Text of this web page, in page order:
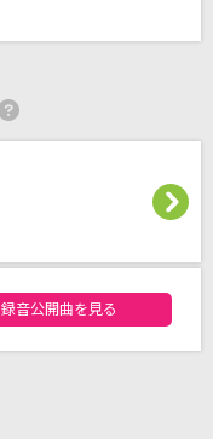
録音公開曲を見る